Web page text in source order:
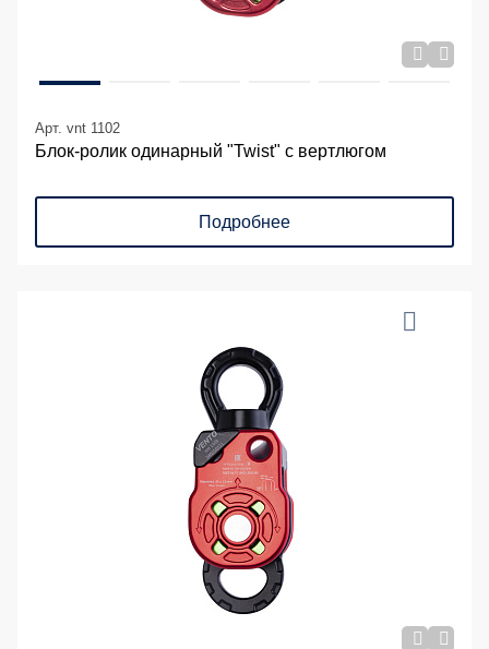
Арт. vnt 1102
Блок-ролик одинарный "Twist" с вертлюгом
Подробнее